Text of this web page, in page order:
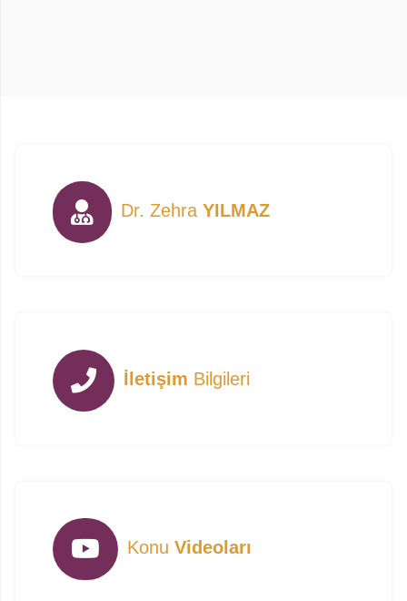
Dr. Zehra YILMAZ
İletişim Bilgileri
Konu Videoları